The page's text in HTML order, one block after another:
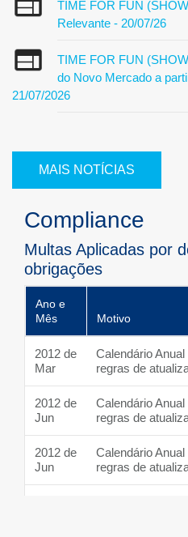
TIME FOR FUN
Relevante - 20/07/26
TIME FOR FUN
do Novo Mercado a
21/07/2026
MAIS NOTÍCIAS
Compliance
Multas Aplicadas por
obrigações
Ano e
Mês
Motivo
2012 de
Mar
Calendário
regras de
2012 de
Jun
Calendário
regras de
2012 de
Jun
Calendário
regras de